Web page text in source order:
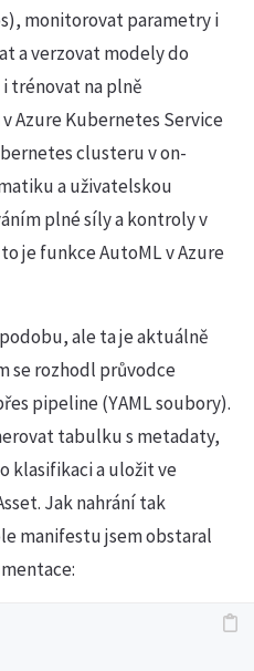
monitorovat parametry i
a verzovat modely do
trénovat na plně
Azure Kubernetes Service
clusteru v on-
a uživatelskou
plné síly a kontroly v
je funkce AutoML v Azure
ale ta je aktuálně
se rozhodl průvodce
pipeline (YAML soubory).
tabulku s metadaty,
klasifikaci a uložit ve
Jak nahrání tak
manifestu jsem obstaral